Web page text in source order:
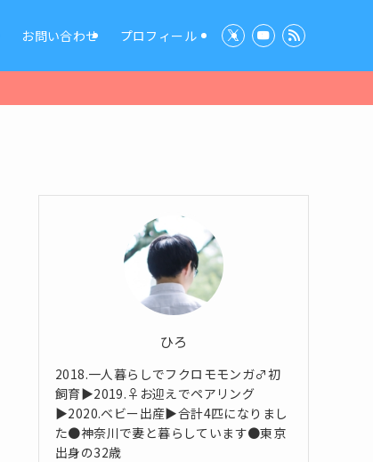
お問い合わせ プロフィール
ひろ
2018.一人暮らしでフクロモモンガ♂初
飼育▶2019.♀お迎えでペアリング
▶2020.ベビー出産▶合計4匹になりまし
た●神奈川で妻と暮らしています●東京
出身の32歳